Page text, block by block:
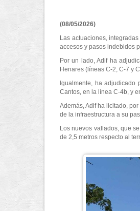
(08/05/2026)
Las actuaciones,
accesos y pasos indebidos
Por un lado, Adif ha
Henares (líneas C-2, C-7 y
Igualmente, ha
Cantos, en la línea C-4b, y
Además, Adif ha licitado,
de la infraestructura a su
Los nuevos vallados, que
de 2,5 metros respecto al